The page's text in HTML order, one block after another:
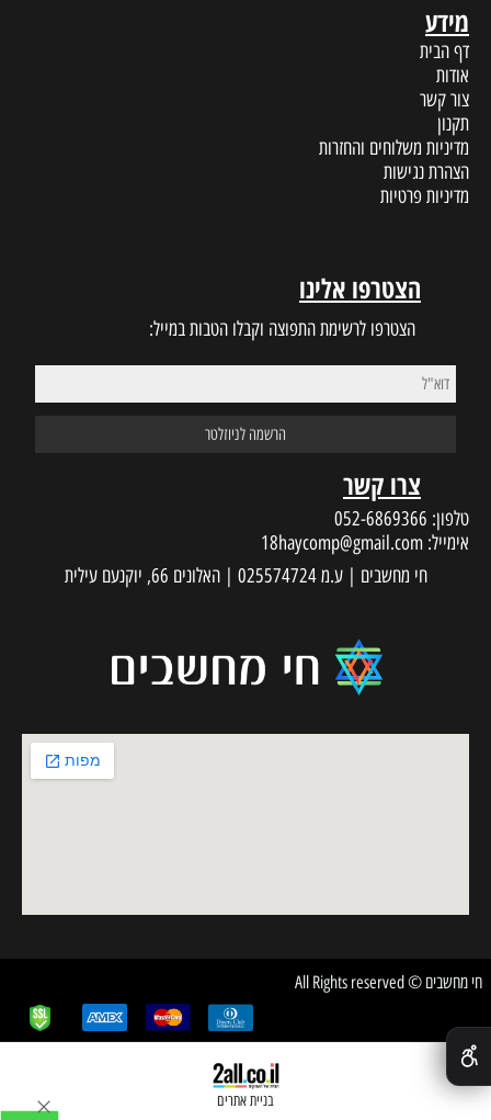
מידע
דף הבית
אודות
צור קשר
תקנון
מדיניות משלוחים והחזרות
הצהרת נגישות
מדיניות פרטיות
הצטרפו אלינו
הצטרפו לרשימת התפוצה וקבלו הטבות במייל:
צרו קשר
טלפון: 052-6869366
אימייל: 18haycomp@gmail.com
חי מחשבים | ע.מ 025574724 | האלונים 66, יוקנעם עילית
חי מחשבים © All Rights reserved
בניית אתרים